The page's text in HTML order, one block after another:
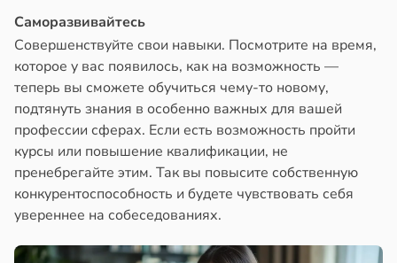
Саморазвивайтесь
Совершенствуйте свои навыки. Посмотрите на время,
которое у вас появилось, как на возможность —
теперь вы сможете обучиться чему-то новому,
подтянуть знания в особенно важных для вашей
профессии сферах. Если есть возможность пройти
курсы или повышение квалификации, не
пренебрегайте этим. Так вы повысите собственную
конкурентоспособность и будете чувствовать себя
увереннее на собеседованиях.